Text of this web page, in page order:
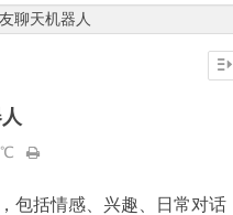
聊天机器人
℃
包括情感、兴趣、日常对话